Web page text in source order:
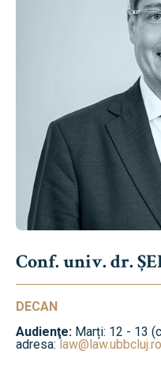
Conf. univ. dr.
DECAN
Audienţe: Marți: 12 - 13
adresa:law@law.ubbcluj.ro